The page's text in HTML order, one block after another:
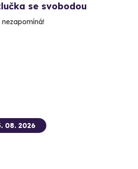
se svobodou
08. 2026